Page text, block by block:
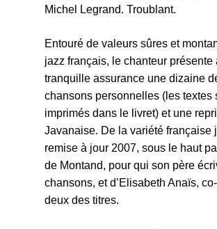
Michel Legrand. Troublant.
Entouré de valeurs sûres et
jazz français, le chanteur présente
tranquille assurance une dizaine
chansons personnelles (les textes
imprimés dans le livret) et une
Javanaise. De la variété française
remise à jour 2007, sous le haut
de Montand, pour qui son père
chansons, et d’Elisabeth Anaïs,
deux des titres.